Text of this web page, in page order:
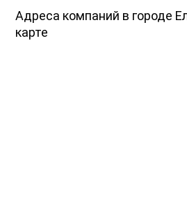
Адреса компаний в городе
карте